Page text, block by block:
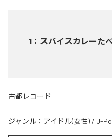
1 ： スパイスカレーた
古都レコード
ジャンル： アイドル(女性) / J-